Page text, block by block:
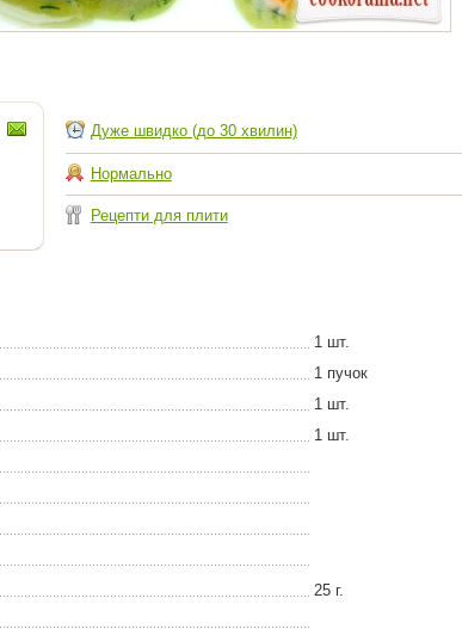
Дуже швидко (до 30 хвилин)
Нормально
Рецепти для плити
1 шт.
1 пучок
1 шт.
1 шт.
25 г.